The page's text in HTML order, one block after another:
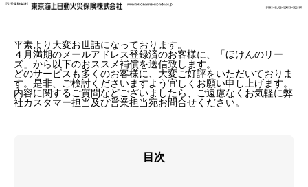
平素より大変お世話になっております。
４月満期のメールアドレス登録済のお客様に、「ほけんのリー
ズ」から以下のおススメ補償を送信致します。
どのサービスも多くのお客様に、大変ご好評をいただいておりま
す。是非、ご検討くださいますよう宜しくお願い申し上げます。
内容に関するご質問などございましたら、ご遠慮なくお気軽に弊
社カスタマー担当及び営業担当宛お問合せください。
目次